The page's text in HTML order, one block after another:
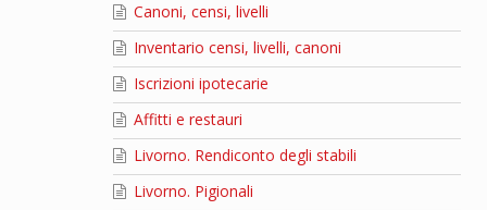
Canoni, censi, livelli
Inventario censi, livelli, canoni
Iscrizioni ipotecarie
Affitti e restauri
Livorno. Rendiconto degli stabili
Livorno. Pigionali